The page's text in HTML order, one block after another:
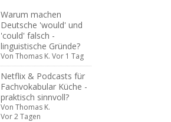
Warum machen
Deutsche 'would' und
'could' falsch -
linguistische Gründe?
Von Thomas K. Vor 1 Tag
Netflix & Podcasts für
Fachvokabular Küche -
praktisch sinnvoll?
Von Thomas K.
Vor 2 Tagen